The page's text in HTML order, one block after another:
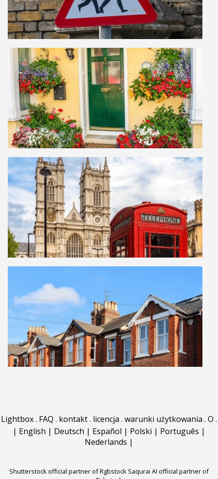
Lightbox. FAQ . kontakt. licencja . warunki użytkowania . O .
| English | Deutsch | Español | Polski | Português |
Nederlands |
Shutterstock official partner of Rgbstock Saqurai AI official partner of